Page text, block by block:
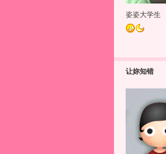
姿姿大学生
让妳知错